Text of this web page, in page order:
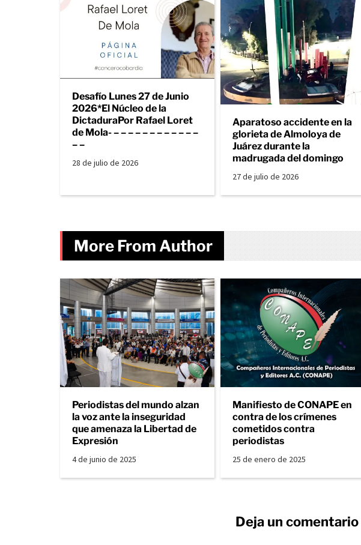
Desafío Lunes 27 de Junio
2026*El Núcleo de la
DictaduraPor Rafael Loret
de Mola- – – – – – – – – – – – –
– –
28 de julio de 2026
Aparatoso accidente en la
glorieta de Almoloya de
Juárez durante la
madrugada del domingo
27 de julio de 2026
More From Author
Periodistas del mundo alzan
la voz ante la inseguridad
que amenaza la Libertad de
Expresión
4 de junio de 2025
Manifiesto de CONAPE en
contra de los crímenes
cometidos contra
periodistas
25 de enero de 2025
Deja un comentario